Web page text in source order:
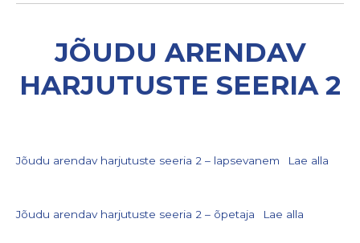
JÕUDU ARENDAV
HARJUTUSTE SEERIA 2
Jõudu arendav harjutuste seeria 2 – lapsevanem Lae alla
Jõudu arendav harjutuste seeria 2 – õpetaja Lae alla